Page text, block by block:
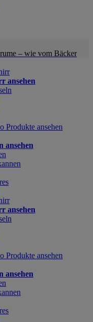
– wie vom Bäcker
ansehen
Produkte ansehen
ansehen
ansehen
Produkte ansehen
ansehen